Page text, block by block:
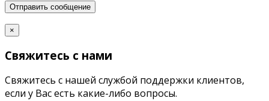
Отправить сообщение
×
Свяжитесь с нами
Свяжитесь с нашей службой поддержки клиентов,
если у Вас есть какие-либо вопросы.